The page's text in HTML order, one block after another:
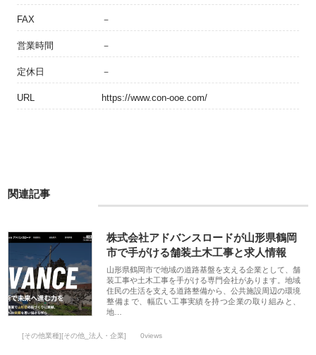
FAX －
営業時間 －
定休日 －
URL https://www.con-ooe.com/
関連記事
株式会社アドバンスロードが山形県鶴岡
市で手がける舗装土木工事と求人情報
山形県鶴岡市で地域の道路基盤を支える企業として、舗
装工事や土木工事を手がける専門会社があります。地域
住民の生活を支える道路整備から、公共施設周辺の環境
整備まで、幅広い工事実績を持つ企業の取り組みと、
地…
[その他業種][その他_法人・企業] 0views